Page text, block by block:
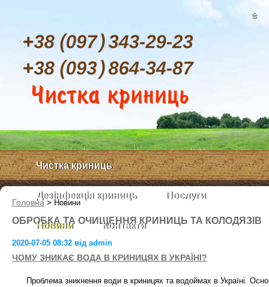
Чистка криниць
Дезінфекція криниць Послуги
Новини Контакти
Головна > Новини
ОБРОБКА ТА ОЧИЩЕННЯ КРИНИЦЬ ТА КОЛОДЯЗІВ
2020-07-05 08:32 від admin
ЧОМУ ЗНИКАЄ ВОДА В КРИНИЦЯХ В УКРАЇНІ?
Проблема зникнення води в криницях та водоймах в Україні.